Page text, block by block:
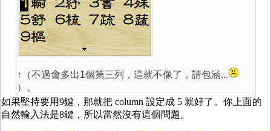
↑（不過會多出1個第三列，這就不像了，請包涵...
）。
如果堅持要用9鍵，那就把 column 設定成 5 就好了。你上面的
自然輸入法是8鍵，所以當然沒有這個問題。